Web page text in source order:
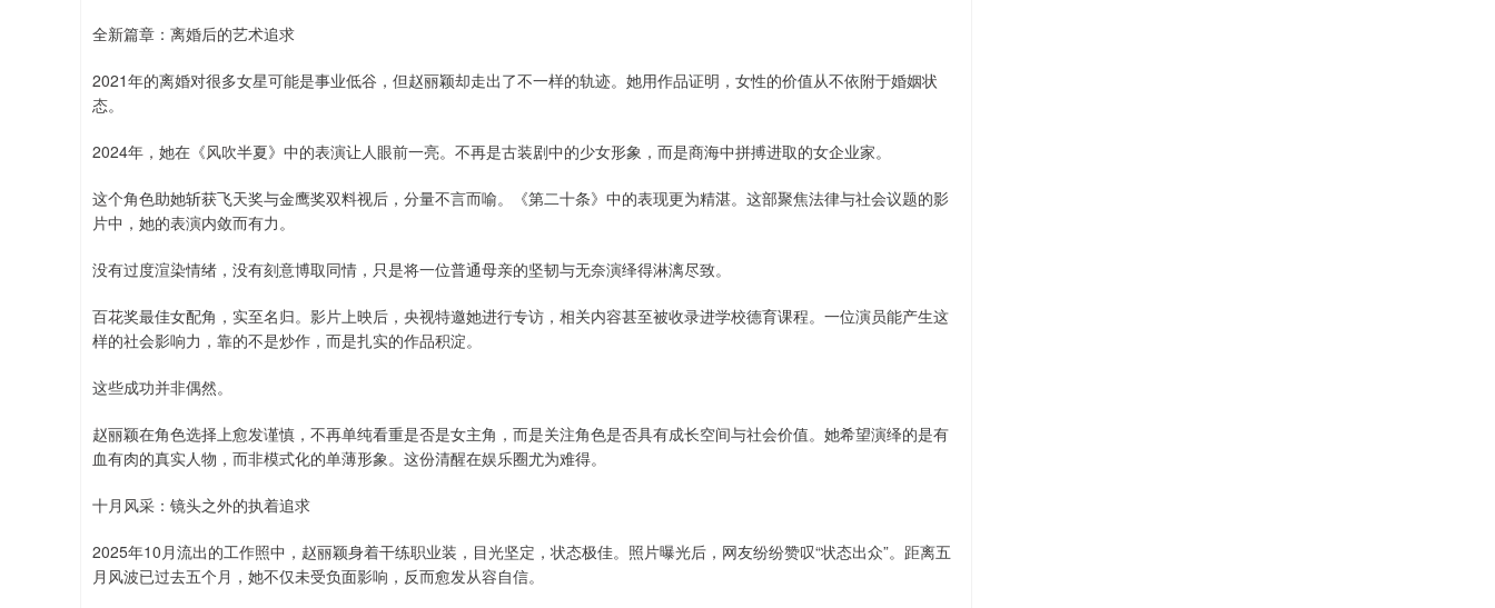
全新篇章：离婚后的艺术追求
2021年的离婚对很多女星可能是事业低谷，但赵丽颖却走出了不一样的轨迹。她用作品证明，女性的价值从不依附于婚姻状
态。
2024年，她在《风吹半夏》中的表演让人眼前一亮。不再是古装剧中的少女形象，而是商海中拼搏进取的女企业家。
这个角色助她斩获飞天奖与金鹰奖双料视后，分量不言而喻。《第二十条》中的表现更为精湛。这部聚焦法律与社会议题的影
片中，她的表演内敛而有力。
没有过度渲染情绪，没有刻意博取同情，只是将一位普通母亲的坚韧与无奈演绎得淋漓尽致。
百花奖最佳女配角，实至名归。影片上映后，央视特邀她进行专访，相关内容甚至被收录进学校德育课程。一位演员能产生这
样的社会影响力，靠的不是炒作，而是扎实的作品积淀。
这些成功并非偶然。
赵丽颖在角色选择上愈发谨慎，不再单纯看重是否是女主角，而是关注角色是否具有成长空间与社会价值。她希望演绎的是有
血有肉的真实人物，而非模式化的单薄形象。这份清醒在娱乐圈尤为难得。
十月风采：镜头之外的执着追求
2025年10月流出的工作照中，赵丽颖身着干练职业装，目光坚定，状态极佳。照片曝光后，网友纷纷赞叹“状态出众”。距离五
月风波已过去五个月，她不仅未受负面影响，反而愈发从容自信。